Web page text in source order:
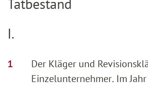
I.
Der Kläger und
Einzelunternehmer. Im